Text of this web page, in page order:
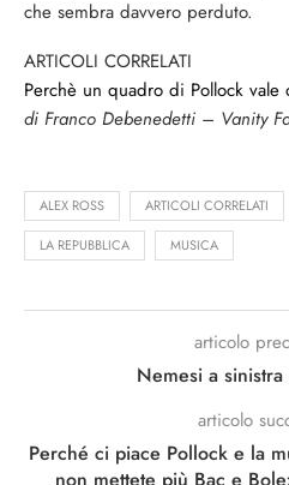
ARTICOLI CORRELATI
Perchè un quadro di Pollock vale
di Franco Debenedetti – Vanity
ALEX ROSS ARTICOLI CORRELATI
LA REPUBBLICA MUSICA
articolo
Nemesi a
articolo
Perché ci piace Pollock e la